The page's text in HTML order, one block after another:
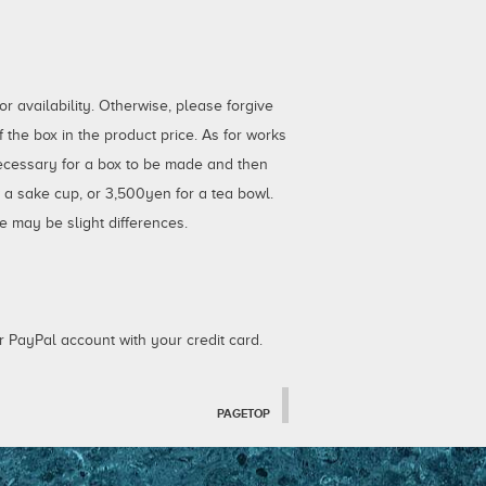
availability. Otherwise, please forgive
box in the product price. As for works
for a box to be made and then
sake cup, or 3,500yen for a tea bowl.
may be slight differences.
account with your credit card.
PAGETOP